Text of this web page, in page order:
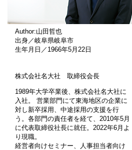
Author:山田哲也
出身／岐阜県岐阜市
生年月日／1966年5月22日
株式会社名大社 取締役会長
1989年大学卒業後、株式会社名大社に
入社。 営業部門にて東海地区の企業に
対し新卒採用、中途採用の支援を行
う。各部門の責任者を経て、2010年5月
に代表取締役社長に就任。2022年6月よ
り現職。
経営者向けセミナー、人事担当者向け